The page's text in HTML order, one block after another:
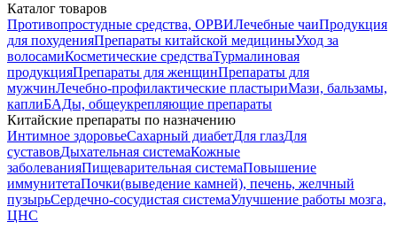
Каталог товаров
Противопростудные средства, ОРВИЛечебные чаиПродукция
для похуденияПрепараты китайской медициныУход за
волосамиКосметические средстваТурмалиновая
продукцияПрепараты для женщинПрепараты для
мужчинЛечебно-профилактические пластыриМази, бальзамы,
каплиБАДы, общеукрепляющие препараты
Китайские препараты по назначению
Интимное здоровьеCахарный диабетДля глазДля
суставовДыхательная системаКожные
заболеванияПищеварительная системаПовышение
иммунитетаПочки(выведение камней), печень, желчный
пузырьСердечно-сосудистая системаУлучшение работы мозга,
ЦНС